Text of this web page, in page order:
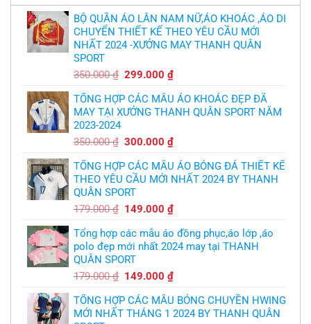
trích
cầu
thủ,
thừa
nhận
sự
thật
chát
bầy
quỷ
nhỏ
và
in
áo
bóng
chuyền
theo
yêu
,thiết
free
BỘ QUẦN ÁO LÂN NAM NỮ,ÁO KHOÁC ,ÁO DI
CHUYỂN THIẾT KẾ THEO YÊU CẦU MỚI
NHẤT 2024 -XƯỞNG MAY THANH QUÂN
SPORT
350.000₫ Giá
là:
350.000 ₫.
299.000₫Giá
tại
là:
TỔNG HỢP CÁC MẪU ÁO KHOÁC ĐẸP ĐÃ
MAY TẠI XƯỞNG THANH QUÂN SPORT NĂM
2023-2024
350.000₫ Giá
là:
350.000 ₫.
300.000₫Giá
tại
là:
TỔNG HỢP CÁC MẪU ÁO BÓNG ĐÁ THIẾT KẾ
THEO YÊU CẦU MỚI NHẤT 2024 BY THANH
QUÂN SPORT
179.000₫ Giá
là:
179.000 ₫.
149.000₫Giá
tại
là:
Tổng hợp các mẫu áo đồng phục,áo lớp ,áo
polo đẹp mới nhất 2024 may tại THANH
QUÂN SPORT
179.000₫ Giá
là:
179.000 ₫.
149.000₫Giá
tại
là:
TỔNG HỢP CÁC MẪU BÓNG CHUYỀN HWING
MỚI NHẤT THÁNG 1 2024 BY THANH QUÂN